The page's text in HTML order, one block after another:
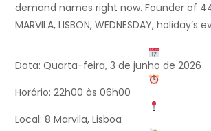
demand names right now. Founder of
MARVILA, LISBON, WEDNESDAY, holiday’s
Data: Quarta-feira, 3 de junho de 2026
Horário: 22h00 às 06h00
Local: 8 Marvila, Lisboa